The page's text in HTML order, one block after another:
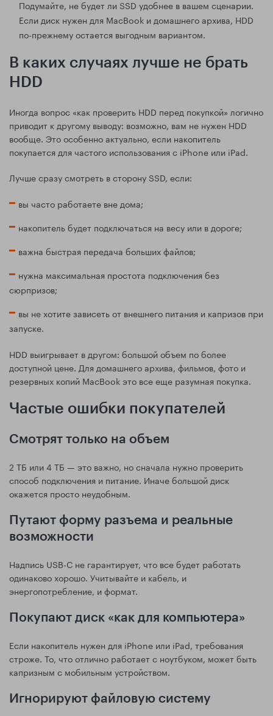
Подумайте, не будет ли SSD удобнее в вашем сценарии.
Если диск нужен для MacBook и домашнего архива, HDD
по-прежнему остается выгодным вариантом.
В каких случаях лучше не брать
HDD
Иногда вопрос «как проверить HDD перед покупкой» логично
приводит к другому выводу: возможно, вам не нужен HDD
вообще. Это особенно актуально, если накопитель
покупается для частого использования с iPhone или iPad.
Лучше сразу смотреть в сторону SSD, если:
вы часто работаете вне дома;
накопитель будет подключаться на весу или в дороге;
важна быстрая передача больших файлов;
нужна максимальная простота подключения без
сюрпризов;
вы не хотите зависеть от внешнего питания и капризов при
запуске.
HDD выигрывает в другом: большой объем по более
доступной цене. Для домашнего архива, фильмов, фото и
резервных копий MacBook это все еще разумная покупка.
Частые ошибки покупателей
Смотрят только на объем
2 ТБ или 4 ТБ — это важно, но сначала нужно проверить
способ подключения и питание. Иначе большой диск
окажется просто неудобным.
Путают форму разъема и реальные
возможности
Надпись USB-C не гарантирует, что все будет работать
одинаково хорошо. Учитывайте и кабель, и
энергопотребление, и формат.
Покупают диск «как для компьютера»
Если накопитель нужен для iPhone или iPad, требования
строже. То, что отлично работает с ноутбуком, может быть
капризным с мобильным устройством.
Игнорируют файловую систему